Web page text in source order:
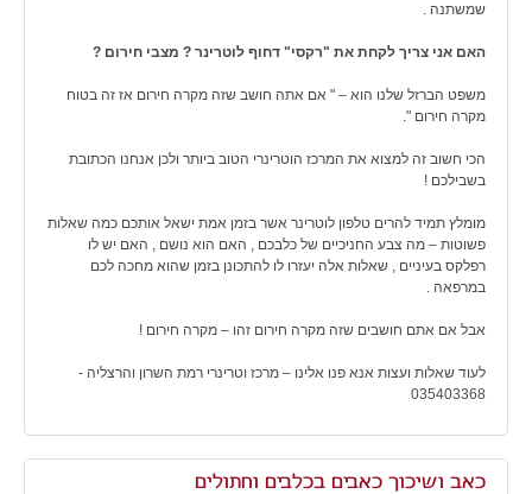
שמשתנה .
האם אני צריך לקחת את "רקסי" דחוף לוטרינר ? מצבי חירום ?
משפט הברזל שלנו הוא – " אם אתה חושב שזה מקרה חירום אז זה בטוח
מקרה חירום ".
הכי חשוב זה למצוא את המרכז הוטרינרי הטוב ביותר ולכן אנחנו הכתובת
בשבילכם !
מומלץ תמיד להרים טלפון לוטרינר אשר בזמן אמת ישאל אותכם כמה שאלות
פשוטות – מה צבע החניכיים של כלבכם , האם הוא נושם , האם יש לו
רפלקס בעיניים , שאלות אלה יעזרו לו להתכונן בזמן שהוא מחכה לכם
במרפאה .
אבל אם אתם חושבים שזה מקרה חירום זהו – מקרה חירום !
לעוד שאלות ועצות אנא פנו אלינו – מרכז וטרינרי רמת השרון והרצליה -
035403368
כאב ושיכוך כאבים בכלבים וחתולים